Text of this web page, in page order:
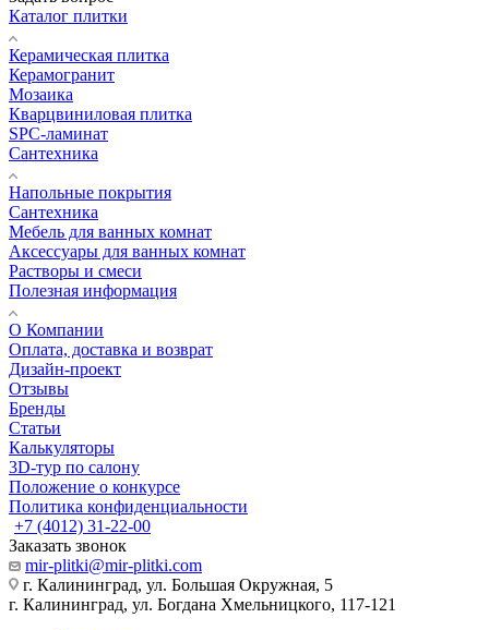
Каталог плитки
Керамическая плитка
Керамогранит
Мозаика
Кварцвиниловая плитка
SPC-ламинат
Сантехника
Напольные покрытия
Сантехника
Мебель для ванных комнат
Аксессуары для ванных комнат
Растворы и смеси
Полезная информация
О Компании
Оплата, доставка и возврат
Дизайн-проект
Отзывы
Бренды
Статьи
Калькуляторы
3D-тур по салону
Положение о конкурсе
Политика конфиденциальности
+7 (4012) 31-22-00
Заказать звонок
mir-plitki@mir-plitki.com
г. Калининград, ул. Большая Окружная, 5
г. Калининград, ул. Богдана Хмельницкого, 117-121